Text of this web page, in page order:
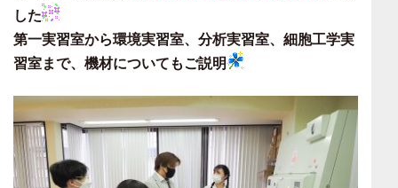
した
第一実習室から環境実習室、分析実習室、細胞工学実
習室まで、機材についてもご説明